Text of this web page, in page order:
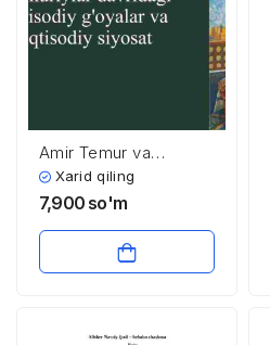
Amir Temur va
Temuriylar davridagi
iqtisodiy g’oyalar va
Xarid qiling
7,900 so'm